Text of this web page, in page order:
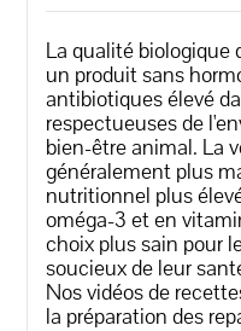
La qualité biologique
un produit sans
antibiotiques élevé
respectueuses de
bien-être animal. La
généralement plus
nutritionnel plus
oméga-3 et en
choix plus sain pour
soucieux de leur
Nos vidéos de
la préparation des